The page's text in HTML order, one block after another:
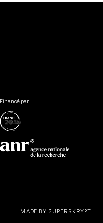
Financé par
MADE BY SUPERSKRYPT